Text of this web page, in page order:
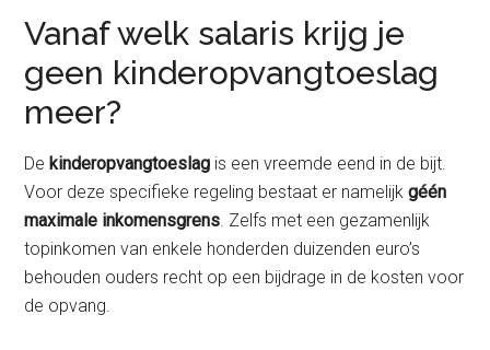
Vanaf welk salaris krijg je
geen kinderopvangtoeslag
meer?
De kinderopvangtoeslag is een vreemde eend in de bijt.
Voor deze specifieke regeling bestaat er namelijk géén
maximale inkomensgrens. Zelfs met een gezamenlijk
topinkomen van enkele honderden duizenden euro’s
behouden ouders recht op een bijdrage in de kosten voor
de opvang.